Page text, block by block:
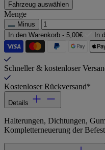
Fahrzeug auswählen
Menge
Minus
In den Warenkorb - 5,00€ In
Schneller & kostenloser
Kostenloser Rückversand*
Details
Halterungen, Dichtungen,
Kompletterneuerung der